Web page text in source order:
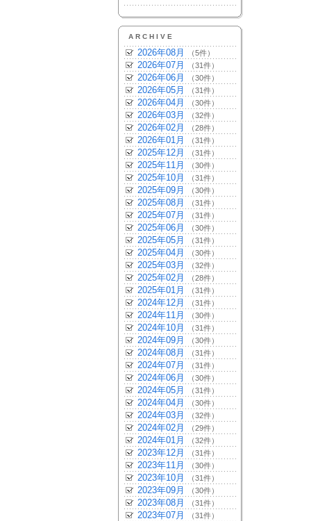
ARCHIVE
2026年08月 （5件）
2026年07月 （31件）
2026年06月 （30件）
2026年05月 （31件）
2026年04月 （30件）
2026年03月 （32件）
2026年02月 （28件）
2026年01月 （31件）
2025年12月 （31件）
2025年11月 （30件）
2025年10月 （31件）
2025年09月 （30件）
2025年08月 （31件）
2025年07月 （31件）
2025年06月 （30件）
2025年05月 （31件）
2025年04月 （30件）
2025年03月 （32件）
2025年02月 （28件）
2025年01月 （31件）
2024年12月 （31件）
2024年11月 （30件）
2024年10月 （31件）
2024年09月 （30件）
2024年08月 （31件）
2024年07月 （31件）
2024年06月 （30件）
2024年05月 （31件）
2024年04月 （30件）
2024年03月 （32件）
2024年02月 （29件）
2024年01月 （32件）
2023年12月 （31件）
2023年11月 （30件）
2023年10月 （31件）
2023年09月 （30件）
2023年08月 （31件）
2023年07月 （31件）